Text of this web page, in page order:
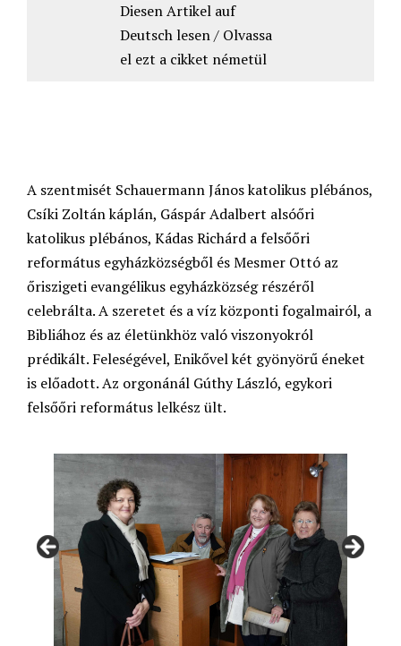
Diesen Artikel auf
Deutsch lesen / Olvassa
el ezt a cikket németül
A szentmisét Schauermann János katolikus plébános,
Csíki Zoltán káplán, Gáspár Adalbert alsóőri
katolikus plébános, Kádas Richárd a felsőőri
református egyházközségből és Mesmer Ottó az
őriszigeti evangélikus egyházközség részéről
celebrálta. A szeretet és a víz központi fogalmairól, a
Bibliához és az életünkhöz való viszonyokról
prédikált. Feleségével, Enikővel két gyönyörű éneket
is előadott. Az orgonánál Gúthy László, egykori
felsőőri református lelkész ült.